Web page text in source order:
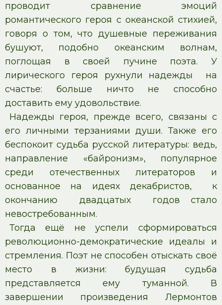
проводит сравнение эмоций
романтического героя с океанской стихией,
говоря о том, что душевные переживания
бушуют, подобно океанским волнам,
поглощая в своей пучине поэта. У
лирического героя рухнули надежды на
счастье: больше ничто не способно
доставить ему удовольствие.
Надежды героя, прежде всего, связаны с
его личными терзаниями души. Также его
беспокоит судьба русской литературы: ведь,
направление «байронизм», популярное
среди отечественных литераторов и
основанное на идеях декабристов, к
окончанию двадцатых годов стало
невостребованным.
Тогда ещё не успели сформироваться
революционно-демократические идеалы и
стремления. Поэт не способен отыскать своё
место в жизни: будущая судьба
представляется ему туманной. В
завершении произведения Лермонтов